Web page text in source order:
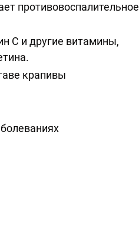
противовоспалительное
С и другие витамины,
крапивы